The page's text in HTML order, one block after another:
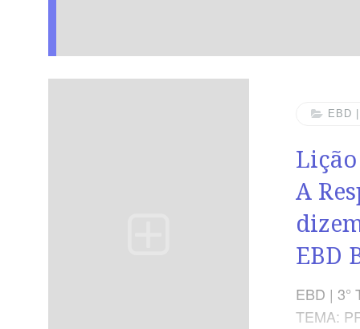
EBD
A
EBD
EBD | 3°
TEMA: